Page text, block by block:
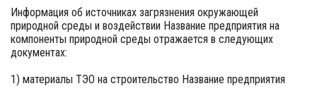
Информация об источниках загрязнения окружающей
природной среды и воздействии Название предприятия на
компоненты природной среды отражается в следующих
документах:
1) материалы ТЭО на строительство Название предприятия